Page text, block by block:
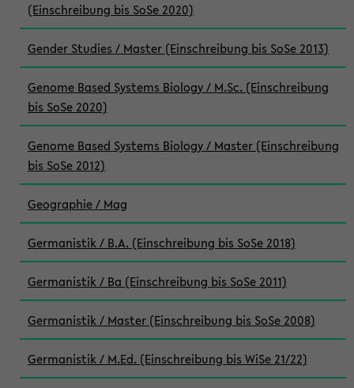
(Einschreibung bis SoSe 2020)
Gender Studies / Master (Einschreibung bis SoSe 2013)
Genome Based Systems Biology / M.Sc. (Einschreibung
bis SoSe 2020)
Genome Based Systems Biology / Master (Einschreibung
bis SoSe 2012)
Geographie / Mag
Germanistik / B.A. (Einschreibung bis SoSe 2018)
Germanistik / Ba (Einschreibung bis SoSe 2011)
Germanistik / Master (Einschreibung bis SoSe 2008)
Germanistik / M.Ed. (Einschreibung bis WiSe 21/22)